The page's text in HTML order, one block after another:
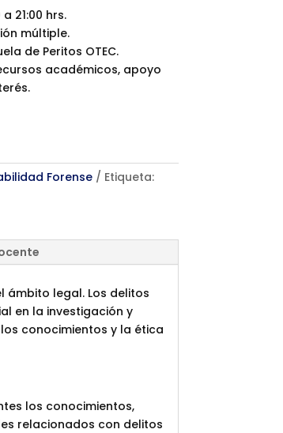
21:00 hrs.
múltiple.
de Peritos OTEC.
académicos, apoyo
Forense
Etiqueta:
ámbito legal. Los delitos
en la investigación y
conocimientos y la ética
los conocimientos,
relacionados con delitos